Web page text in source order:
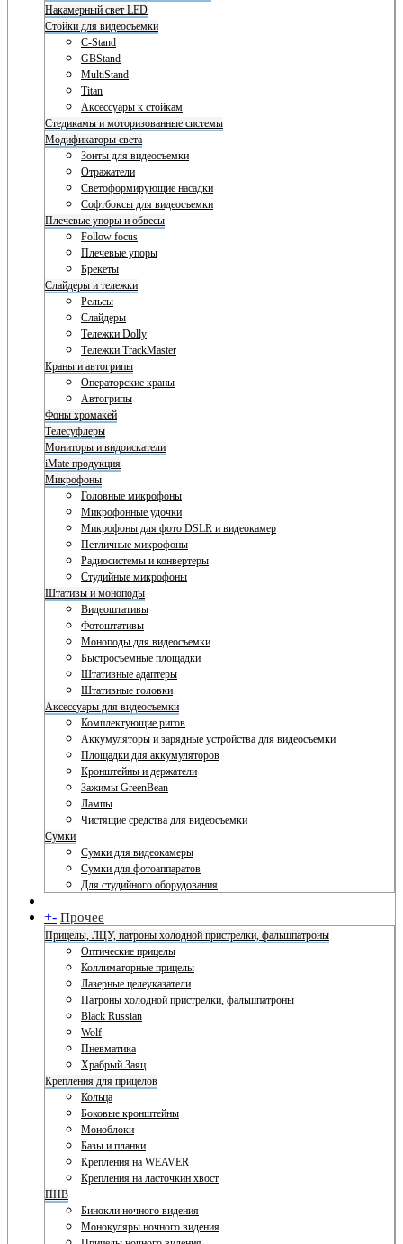
Накамерный свет LED
Стойки для видеосъемки
C-Stand
GBStand
MultiStand
Titan
Аксессуары к стойкам
Стедикамы и моторизованные системы
Модификаторы света
Зонты для видеосъемки
Отражатели
Светоформирующие насадки
Софтбоксы для видеосъемки
Плечевые упоры и обвесы
Follow focus
Плечевые упоры
Брекеты
Слайдеры и тележки
Рельсы
Слайдеры
Тележки Dolly
Тележки TrackMaster
Краны и автогрипы
Операторские краны
Автогрипы
Фоны хромакей
Телесуфлеры
Мониторы и видоискатели
iMate продукция
Микрофоны
Головные микрофоны
Микрофонные удочки
Микрофоны для фото DSLR и видеокамер
Петличные микрофоны
Радиосистемы и конвертеры
Студийные микрофоны
Штативы и моноподы
Видеоштативы
Фотоштативы
Моноподы для видеосъемки
Быстросъемные площадки
Штативные адаптеры
Штативные головки
Аксессуары для видеосъемки
Комплектующие ригов
Аккумуляторы и зарядные устройства для видеосъемки
Площадки для аккумуляторов
Кронштейны и держатели
Зажимы GreenBean
Лампы
Чистящие средства для видеосъемки
Сумки
Сумки для видеокамеры
Сумки для фотоаппаратов
Для студийного оборудования
+- Прочее
Прицелы, ЛЦУ, патроны холодной пристрелки, фальшпатроны
Оптические прицелы
Коллиматорные прицелы
Лазерные целеуказатели
Патроны холодной пристрелки, фальшпатроны
Black Russian
Wolf
Пневматика
Храбрый Заяц
Крепления для прицелов
Кольца
Боковые кронштейны
Моноблоки
Базы и планки
Крепления на WEAVER
Крепления на ласточкин хвост
ПНВ
Бинокли ночного видения
Монокуляры ночного видения